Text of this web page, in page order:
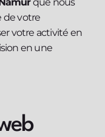
de votre
votre activité en
en une